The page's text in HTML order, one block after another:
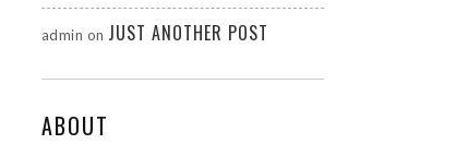
admin on JUST ANOTHER POST
ABOUT